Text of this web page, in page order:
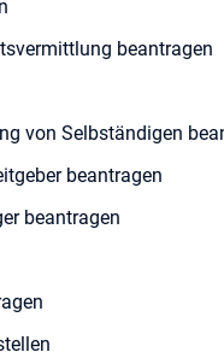
beantragen
von Selbständigen
beantragen
beantragen